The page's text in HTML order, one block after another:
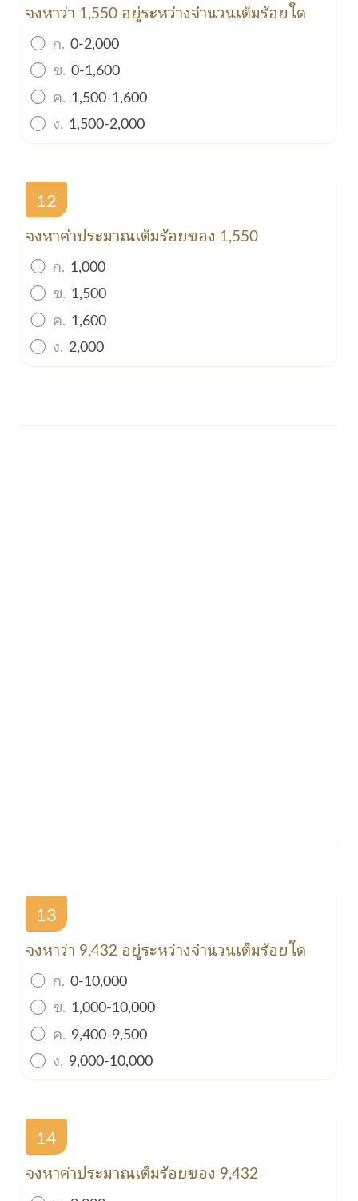
จงหาว่า 1,550 อยู่ระหว่างจำนวนเต็มร้อยใด
ก. 0-2,000
ข. 0-1,600
ค. 1,500-1,600
ง. 1,500-2,000
12
จงหาค่าประมาณเต็มร้อยของ 1,550
ก. 1,000
ข. 1,500
ค. 1,600
ง. 2,000
13
จงหาว่า 9,432 อยู่ระหว่างจำนวนเต็มร้อยใด
ก. 0-10,000
ข. 1,000-10,000
ค. 9,400-9,500
ง. 9,000-10,000
14
จงหาค่าประมาณเต็มร้อยของ 9,432